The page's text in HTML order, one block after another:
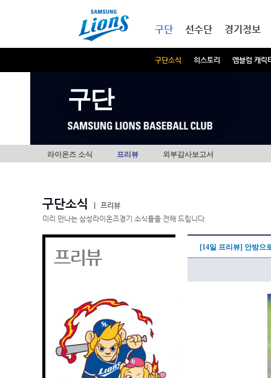
구단
구단소식 히스토리 엠블럼 캐릭
선수단 경기정보
구단
라이온즈 소식 프리뷰 외부감사보고서
구단소식
프리뷰
미리 만나는 삼성라이온즈경기 소식들을 전해 드립니다.
프리뷰 [14일 프리뷰] 안방으